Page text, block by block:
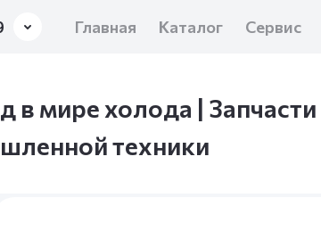
Главная Каталог Сервис
в мире холода |
техники